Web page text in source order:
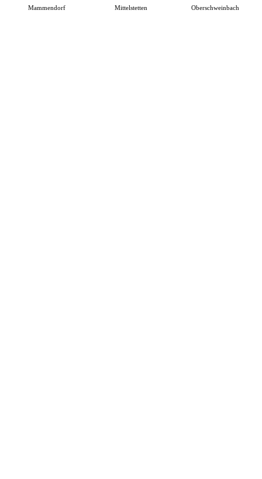
Mammendorf Mittelstetten Oberschweinbach